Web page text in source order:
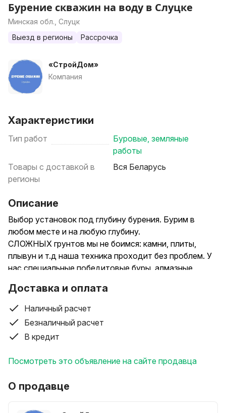
Бурение скважин на воду в Слуцке
Минская обл., Слуцк
Выезд в регионы
Рассрочка
«СтройДом»
Компания
Характеристики
Тип работ
Буровые, земляные
работы
Товары с доставкой в
регионы
Вся Беларусь
Описание
Выбор установок под глубину бурения. Бурим в
любом месте и на любую глубину.
СЛОЖНЫХ грунтов мы не боимся: камни, плиты,
плывун и т.д наша техника проходит без проблем. У
нас специальные победитовые буры, алмазные
КАРТА глубин: мы хорошо знаем особенности
грунтов по всей области. Карту можете посмотреть
и на нашем сайте.
ОПЛАТА по факту - вы платите только за результат,
когда добудем воду. Если мы не смогли добуриться
ГАРАНТИИ. Мы работаем официально: выписываем
работ. В случае возникновения неисправностей все
Доставка и оплата
Наличный расчет
Безналичный расчет
В кредит
Посмотреть это объявление на сайте продавца
О продавце